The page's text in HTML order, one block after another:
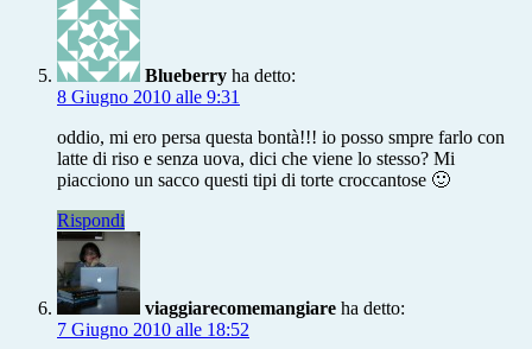
Blueberry ha detto:
8 Giugno 2010 alle 9:31
oddio, mi ero persa questa bontà!!! io posso smpre farlo con
latte di riso e senza uova, dici che viene lo stesso? Mi
piacciono un sacco questi tipi di torte croccantose 🙂
Rispondi
viaggiarecomemangiare ha detto:
7 Giugno 2010 alle 18:52